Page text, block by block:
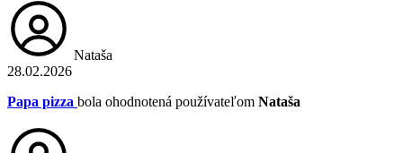
Nataša
28.02.2026
Papa pizza bola ohodnotená používateľom Nataša